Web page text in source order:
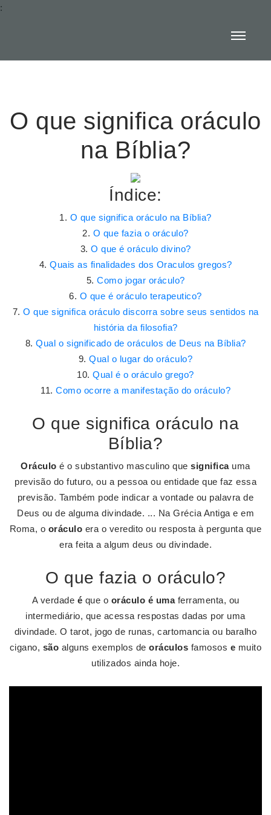
:
O que significa oráculo
na Bíblia?
Índice:
O que significa oráculo na Bíblia?
O que fazia o oráculo?
O que é oráculo divino?
Quais as finalidades dos Oraculos gregos?
Como jogar oráculo?
O que é oráculo terapeutico?
O que significa oráculo discorra sobre seus sentidos na
história da filosofia?
Qual o significado de oráculos de Deus na Bíblia?
Qual o lugar do oráculo?
Qual é o oráculo grego?
Como ocorre a manifestação do oráculo?
O que significa oráculo na
Bíblia?
Oráculo é o substantivo masculino quesignificauma
previsão do futuro, ou a pessoa ou entidade que faz essa
previsão. Também pode indicar a vontade ou palavra de
Deus ou de alguma divindade. ... Na Grécia Antiga e em
Roma, o oráculo era o veredito ou resposta à pergunta que
era feita a algum deus ou divindade.
O que fazia o oráculo?
A verdade é que o oráculo é umaferramenta, ou
intermediário, que acessa respostas dadas por uma
divindade. O tarot, jogo de runas, cartomancia ou baralho
cigano, são alguns exemplos deoráculos famosos e muito
utilizados ainda hoje.